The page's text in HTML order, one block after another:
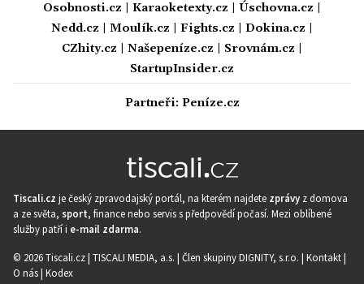
Osobnosti.cz
Karaoketexty.cz Úschovna.cz
Nedd.cz
Moulík.cz Fights.cz Dokina.cz
CZhity.cz
Našepeníze.cz Srovnám.cz
StartupInsider.cz
Partneři: Peníze.cz
Tiscali.cz je český zpravodajský portál, na kterém najdete zprávy z domova
a ze světa, sport, finance nebo servis s předpovědí počasí. Mezi oblíbené
služby patří i e-mail zdarma.
© 2026 Tiscali.cz | TISCALI MEDIA, a.s. | Člen skupiny DIGNITY, s.r.o. | Kontakt|
O nás| Kodex